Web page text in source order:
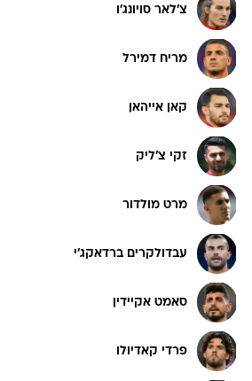
צ'לאר סויונג'ו
מריח דמירל
קאן אייהאן
זקי צ'ליק
מרט מולדור
עבדולקרים ברדאקג'י
סאמט אקיידין
פרדי קאדיולו